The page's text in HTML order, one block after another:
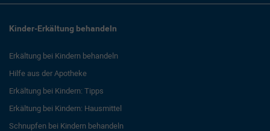
Kinder-Erkältung behandeln
Erkältung bei Kindern behandeln
Hilfe aus der Apotheke
Erkältung bei Kindern: Tipps
Erkältung bei Kindern: Hausmittel
Schnupfen bei Kindern behandeln